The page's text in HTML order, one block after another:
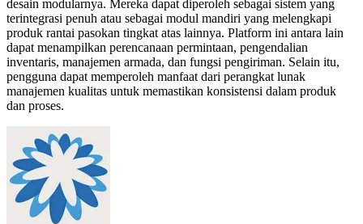
desain modularnya. Mereka dapat diperoleh sebagai sistem yang
terintegrasi penuh atau sebagai modul mandiri yang melengkapi
produk rantai pasokan tingkat atas lainnya. Platform ini antara lain
dapat menampilkan perencanaan permintaan, pengendalian
inventaris, manajemen armada, dan fungsi pengiriman. Selain itu,
pengguna dapat memperoleh manfaat dari perangkat lunak
manajemen kualitas untuk memastikan konsistensi dalam produk
dan proses.